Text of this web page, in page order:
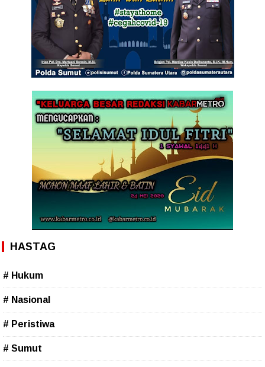
HASTAG
# Hukum
# Nasional
# Peristiwa
# Sumut